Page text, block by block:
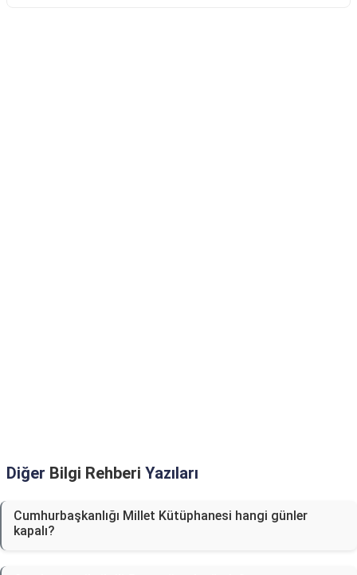
Diğer Bilgi Rehberi Yazıları
Cumhurbaşkanlığı Millet Kütüphanesi hangi günler
kapalı?